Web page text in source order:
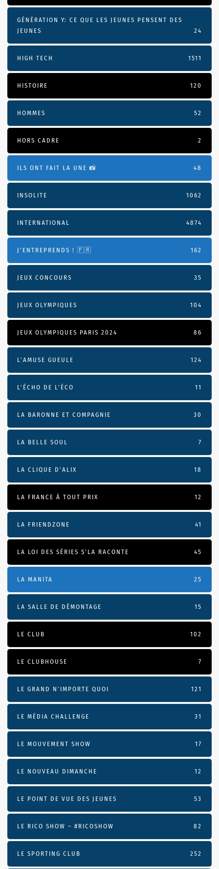
GÉNÉRATION Y: CE QUE LES JEUNES PENSENT DES
JEUNES
24
HIGH TECH 1511
HISTOIRE 120
HOMMES 52
HORS CADRE 2
ILS ONT FAIT LA UNE 📸 48
INSOLITE 1062
INTERNATIONAL 4874
J'ENTREPRENDS ! 🇫🇷 162
JEUX CONCOURS 35
JEUX OLYMPIQUES 104
JEUX OLYMPIQUES PARIS 2024 86
L'AMUSE GUEULE 124
L’ÉCHO DE L’ÉCO 11
LA BARONNE ET COMPAGNIE 30
LA BELLE SOUL 7
LA CLIQUE D'ALIX 18
LA FRANCE À TOUT PRIX 12
LA FRIENDZONE 41
LA LOI DES SÉRIES S'LA RACONTE 45
LA MANITA 25
LA SALLE DE DÉMONTAGE 15
LE CLUB 102
LE CLUBHOUSE 7
LE GRAND N’IMPORTE QUOI 121
LE MÉDIA CHALLENGE 31
LE MOUVEMENT SHOW 17
LE NOUVEAU DIMANCHE 12
LE POINT DE VUE DES JEUNES 53
LE RICO SHOW – #RICOSHOW 82
LE SPORTING CLUB 252